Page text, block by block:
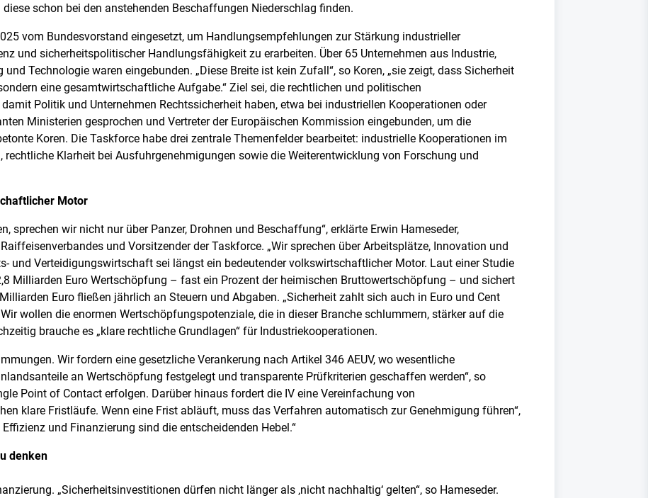
schon bei den anstehenden Beschaffungen Niederschlag finden.
vom Bundesvorstand eingesetzt, um Handlungsempfehlungen zur Stärkung industrieller
und sicherheitspolitischer Handlungsfähigkeit zu erarbeiten. Über 65 Unternehmen aus Industrie,
Technologie waren eingebunden. „Diese Breite ist kein Zufall“, so Koren, „sie zeigt, dass Sicherheit
eine gesamtwirtschaftliche Aufgabe.“ Ziel sei, die rechtlichen und politischen
Politik und Unternehmen Rechtssicherheit haben, etwa bei industriellen Kooperationen oder
Ministerien gesprochen und Vertreter der Europäischen Kommission eingebunden, um die
Koren. Die Taskforce habe drei zentrale Themenfelder bearbeitet: industrielle Kooperationen im
Klarheit bei Ausfuhrgenehmigungen sowie die Weiterentwicklung von Forschung und
Motor
sprechen wir nicht nur über Panzer, Drohnen und Beschaffung“, erklärte Erwin Hameseder,
und Vorsitzender der Taskforce. „Wir sprechen über Arbeitsplätze, Innovation und
und Verteidigungswirtschaft sei längst ein bedeutender volkswirtschaftlicher Motor. Laut einer Studie
Milliarden Euro Wertschöpfung – fast ein Prozent der heimischen Bruttowertschöpfung – und sichert
Euro fließen jährlich an Steuern und Abgaben. „Sicherheit zahlt sich auch in Euro und Cent
wollen die enormen Wertschöpfungspotenziale, die in dieser Branche schlummern, stärker auf die
brauche es „klare rechtliche Grundlagen“ für Industriekooperationen.
Wir fordern eine gesetzliche Verankerung nach Artikel 346 AEUV, wo wesentliche
an Wertschöpfung festgelegt und transparente Prüfkriterien geschaffen werden“, so
Point of Contact erfolgen. Darüber hinaus fordert die IV eine Vereinfachung von
klare Fristläufe. Wenn eine Frist abläuft, muss das Verfahren automatisch zur Genehmigung führen“,
und Finanzierung sind die entscheidenden Hebel.“
denken
„Sicherheitsinvestitionen dürfen nicht länger als ‚nicht nachhaltig‘ gelten“, so Hameseder.